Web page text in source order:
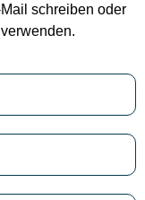
schreiben oder